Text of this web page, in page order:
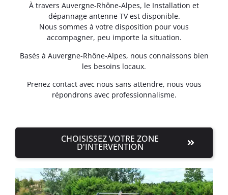
À travers Auvergne-Rhône-Alpes, le Installation et
dépannage antenne TV est disponible.
Nous sommes à votre disposition pour vous
accompagner, peu importe la situation.
Basés à Auvergne-Rhône-Alpes, nous connaissons bien
les besoins locaux.
Prenez contact avec nous sans attendre, nous vous
répondrons avec professionnalisme.
CHOISISSEZ VOTRE ZONE
D'INTERVENTION